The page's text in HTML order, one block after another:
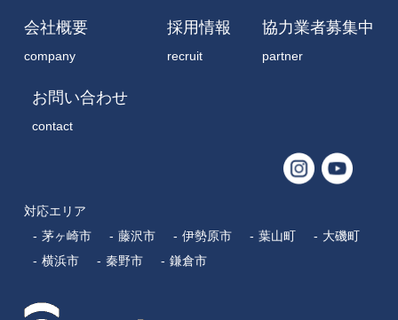
会社概要
company
採用情報
recruit
協力業者募集中
partner
お問い合わせ
contact
対応エリア
茅ヶ崎市
藤沢市 伊勢原市 葉山町
大磯町
横浜市
秦野市 鎌倉市